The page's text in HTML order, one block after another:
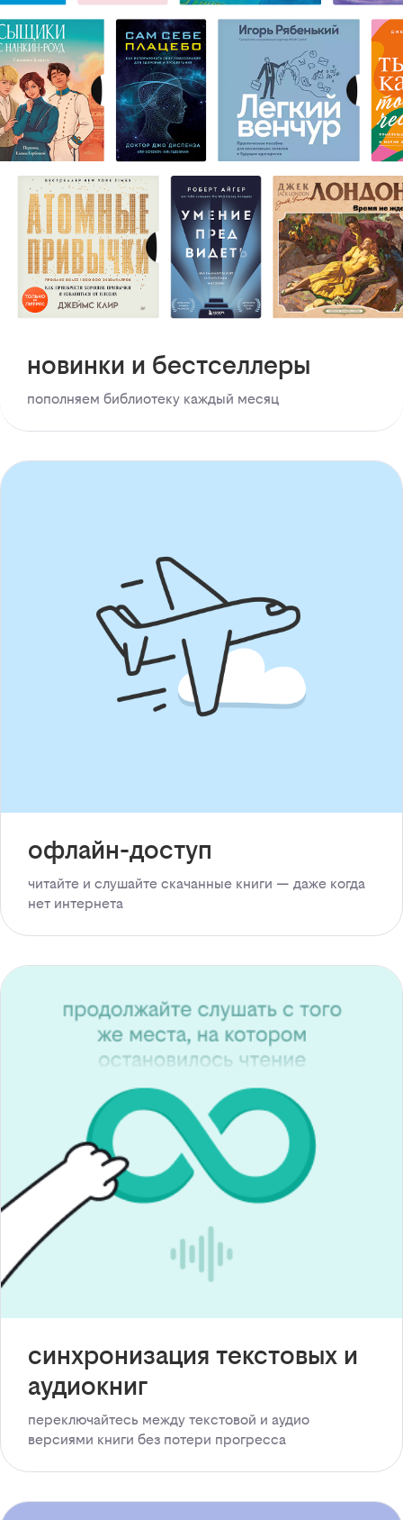
новинки и бестселлеры
пополняем библиотеку каждый месяц
офлайн-доступ
читайте и слушайте скачанные книги — даже когда
нет интернета
синхронизация текстовых и
аудиокниг
переключайтесь между текстовой и аудио
версиями книги без потери прогресса